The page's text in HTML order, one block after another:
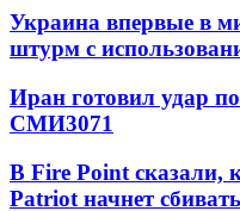
Украина впервые в
штурм с
Иран готовил удар
СМИ3071
В Fire Point сказали,
Patriot начнет